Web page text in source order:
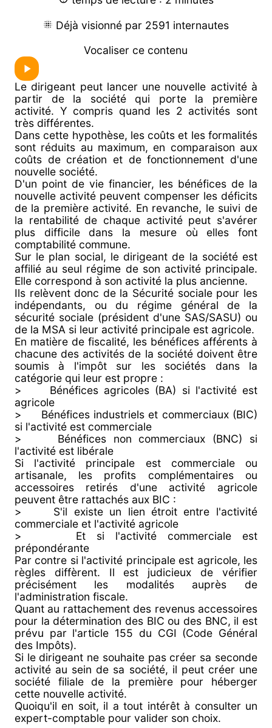
Déjà visionné par 2591 internautes
Vocaliser ce contenu
Le dirigeant peut lancer une nouvelle activité à
partir de la société qui porte la première
activité. Y compris quand les 2 activités sont
très différentes.
Dans cette hypothèse, les coûts et les formalités
sont réduits au maximum, en comparaison aux
coûts de création et de fonctionnement d'une
nouvelle société.
D'un point de vie financier, les bénéfices de la
nouvelle activité peuvent compenser les déficits
de la première activité. En revanche, le suivi de
la rentabilité de chaque activité peut s'avérer
plus difficile dans la mesure où elles font
comptabilité commune.
Sur le plan social, le dirigeant de la société est
affilié au seul régime de son activité principale.
Elle correspond à son activité la plus ancienne.
Ils relèvent donc de la Sécurité sociale pour les
indépendants, ou du régime général de la
sécurité sociale (président d'une SAS/SASU) ou
de la MSA si leur activité principale est agricole.
En matière de fiscalité, les bénéfices afférents à
chacune des activités de la société doivent être
soumis à l'impôt sur les sociétés dans la
catégorie qui leur est propre :
> Bénéfices agricoles (BA) si l'activité est
agricole
> Bénéfices industriels et commerciaux (BIC)
si l'activité est commerciale
> Bénéfices non commerciaux (BNC) si
l'activité est libérale
Si l'activité principale est commerciale ou
artisanale, les profits complémentaires ou
accessoires retirés d'une activité agricole
peuvent être rattachés aux BIC :
> S'il existe un lien étroit entre l'activité
commerciale et l'activité agricole
> Et si l'activité commerciale est
prépondérante
Par contre si l'activité principale est agricole, les
règles diffèrent. Il est judicieux de vérifier
précisément les modalités auprès de
l'administration fiscale.
Quant au rattachement des revenus accessoires
pour la détermination des BIC ou des BNC, il est
prévu par l'article 155 du CGI (Code Général
des Impôts).
Si le dirigeant ne souhaite pas créer sa seconde
activité au sein de sa société, il peut créer une
société filiale de la première pour héberger
cette nouvelle activité.
Quoiqu'il en soit, il a tout intérêt à consulter un
expert-comptable pour valider son choix.